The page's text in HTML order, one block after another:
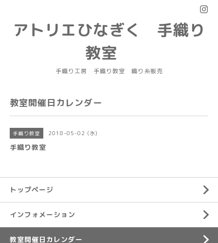
アトリエひなぎく 手織り
教室
手織り工房 手織り教室 織り糸販売
教室開催日カレンダー
手織り教室 2018-05-02 (水)
手織り教室
トップページ
インフォメーション
教室開催日カレンダー